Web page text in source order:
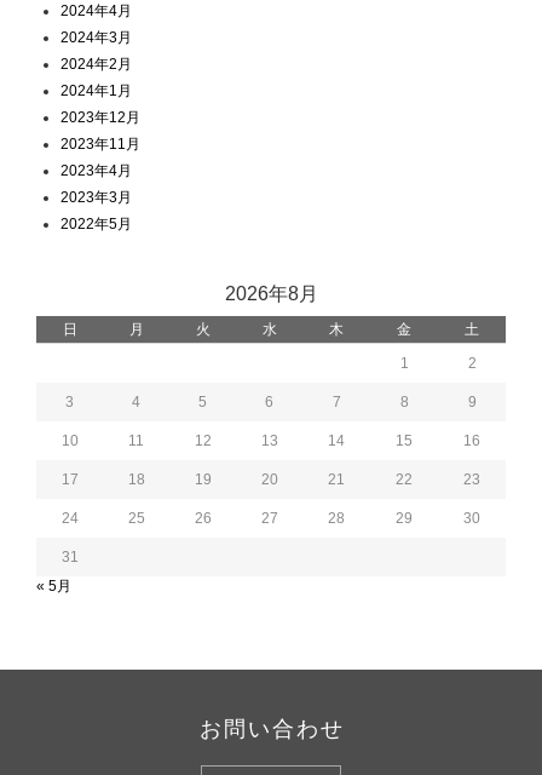
2024年4月
2024年3月
2024年2月
2024年1月
2023年12月
2023年11月
2023年4月
2023年3月
2022年5月
2026年8月
日 月 火 水 木 金
土
1
2
3 4 5 6 7 8 9
10 11 12 13 14 15 16
17 18 19 20 21 22 23
24 25 26 27 28 29 30
31
« 5月
お問い合わせ